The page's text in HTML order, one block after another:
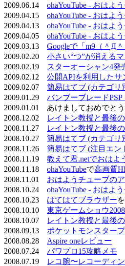
2009.06.14 ohaYouTube - おはよ
2009.04.15 ohaYouTube - おはよ
2009.04.13 ohaYouTube - おはよ
2009.04.05 ohaYouTube - おはよ
2009.03.13 Googleで「m9（＾Д
2009.02.20 小さい“つ”が消える
2009.02.19
スターオーシャン4発
2009.02.12 公開APIを利用したサ
2009.02.07 簡易はてブ (カテゴリ
2009.01.29 バンブーブレード
2009.01.01 あけましておめでと
2008.12.02
レイトン教授と最後
2008.11.27
レイトン教授と最後
2008.10.27 簡易はてブ (カテゴリ
2008.11.26 簡易はてブ (注目エン
2008.11.19 教えて君.netでおはよ
2008.11.18 ohaYouTubeで高画質
2008.11.01 おはようチューブの
2008.10.24 ohaYouTube - おはよ
2008.10.23 はてはてブラウザーを
2008.10.10 東京ゲームショウ
2008.10.07
レイトン教授と最後
2008.09.13 ポケットモンスター
2008.08.28 Aspire oneレビュー
2008.07.24 パワプロ15攻略メモ
2008.07.19
レコ腕〜レコーディ